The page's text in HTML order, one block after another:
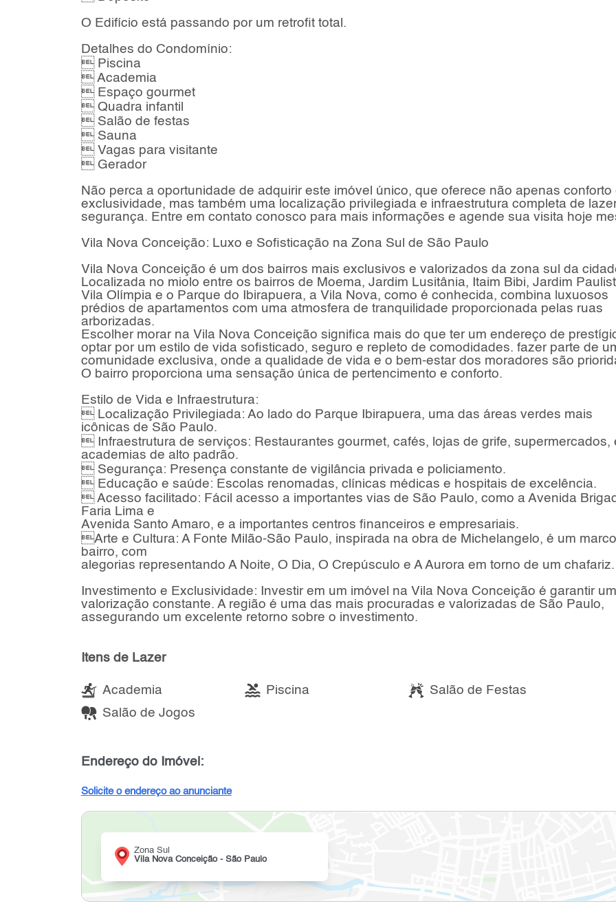
O Edifício está passando por um retrofit total.
Detalhes do Condomínio:
 Piscina
 Academia
 Espaço gourmet
 Quadra infantil
 Salão de festas
 Sauna
 Vagas para visitante
 Gerador
Não perca a oportunidade de adquirir este imóvel único, que oferece não apenas conforto
exclusividade, mas também uma localização privilegiada e infraestrutura completa de
segurança. Entre em contato conosco para mais informações e agende sua visita hoje
Vila Nova Conceição: Luxo e Sofisticação na Zona Sul de São Paulo
Vila Nova Conceição é um dos bairros mais exclusivos e valorizados da zona sul da
Localizada no miolo entre os bairros de Moema, Jardim Lusitânia, Itaim Bibi, Jardim
Vila Olímpia e o Parque do Ibirapuera, a Vila Nova, como é conhecida, combina luxuosos
prédios de apartamentos com uma atmosfera de tranquilidade proporcionada pelas ruas
arborizadas.
Escolher morar na Vila Nova Conceição significa mais do que ter um endereço de
optar por um estilo de vida sofisticado, seguro e repleto de comodidades. fazer parte de
comunidade exclusiva, onde a qualidade de vida e o bem-estar dos moradores são
O bairro proporciona uma sensação única de pertencimento e conforto.
Estilo de Vida e Infraestrutura:
 Localização Privilegiada: Ao lado do Parque Ibirapuera, uma das áreas verdes mais
icônicas de São Paulo.
 Infraestrutura de serviços: Restaurantes gourmet, cafés, lojas de grife, supermercados,
academias de alto padrão.
 Segurança: Presença constante de vigilância privada e policiamento.
 Educação e saúde: Escolas renomadas, clínicas médicas e hospitais de excelência.
 Acesso facilitado: Fácil acesso a importantes vias de São Paulo, como a Avenida
Faria Lima e
Avenida Santo Amaro, e a importantes centros financeiros e empresariais.
Arte e Cultura: A Fonte Milão-São Paulo, inspirada na obra de Michelangelo, é um
bairro, com
alegorias representando A Noite, O Dia, O Crepúsculo e A Aurora em torno de um chafariz.
Investimento e Exclusividade: Investir em um imóvel na Vila Nova Conceição é garantir
valorização constante. A região é uma das mais procuradas e valorizadas de São Paulo,
assegurando um excelente retorno sobre o investimento.
Itens de Lazer
Academia Piscina
Salão de Festas
Salão de Jogos
Endereço do Imóvel:
Solicite o endereço ao anunciante
Zona Sul
Vila Nova Conceição - São Paulo